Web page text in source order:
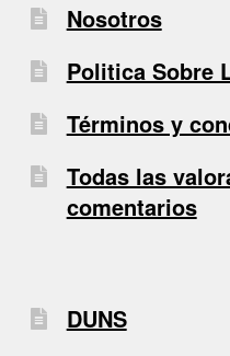
Nosotros
Politica Sobre
Términos y
Todas las
comentarios
DUNS